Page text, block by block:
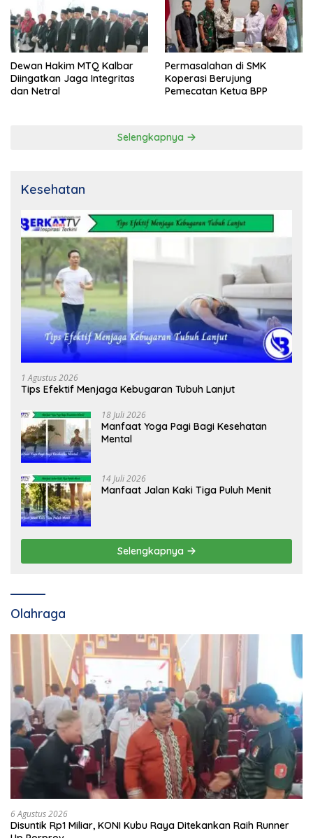
Dewan Hakim MTQ Kalbar
Diingatkan Jaga Integritas
dan Netral
Permasalahan di SMK
Koperasi Berujung
Pemecatan Ketua BPP
Selengkapnya
Kesehatan
1 Agustus 2026
Tips Efektif Menjaga Kebugaran Tubuh Lanjut
18 Juli 2026
Manfaat Yoga Pagi Bagi Kesehatan
Mental
14 Juli 2026
Manfaat Jalan Kaki Tiga Puluh Menit
Selengkapnya
Olahraga
6 Agustus 2026
Disuntik Rp1 Miliar, KONI Kubu Raya Ditekankan Raih Runner